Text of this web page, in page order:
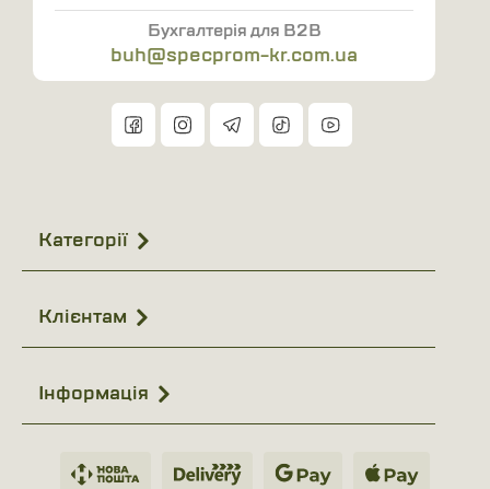
Бухгалтерія для B2B
buh@specprom-kr.com.ua
Категорії
Клієнтам
Інформація